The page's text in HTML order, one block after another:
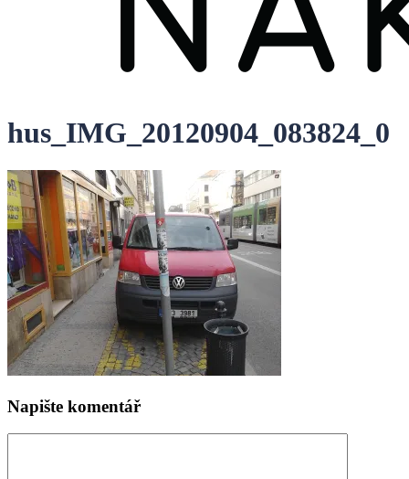
hus_IMG_20120904_083824_0
Napište komentář